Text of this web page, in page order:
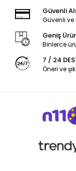
Güvenli
Güvenli
Geniş
Binlerce
7 / 24
Öneri ve